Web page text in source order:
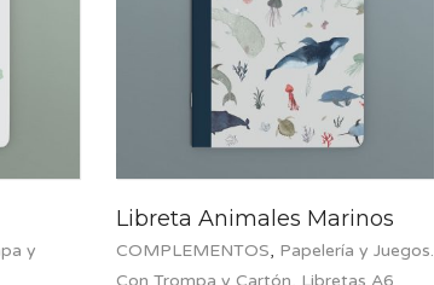
y
Libreta Animales Marinos
COMPLEMENTOS, Papelería y Juegos.